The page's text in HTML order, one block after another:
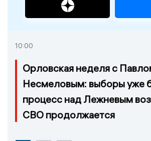
10:00
Орловская неделя с
Несмеловым: выборы уже
процесс над Лежневым
СВО продолжается